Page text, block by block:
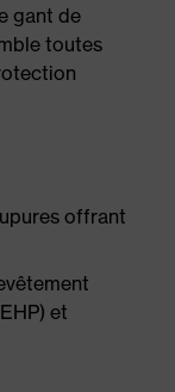
gant de
toutes
offrant
et